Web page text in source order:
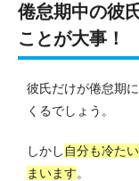
倦怠期中の彼
ことが大事！
彼氏だけが倦怠期
くるでしょう。
しかし 自分も冷た
まいます。